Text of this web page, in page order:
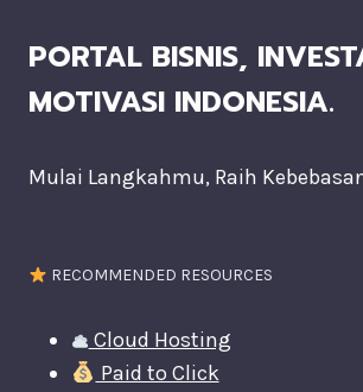
PORTAL BISNIS,
MOTIVASI INDONESIA.
Mulai Langkahmu, Raih
RECOMMENDED RESOURCES
Cloud Hosting
Paid to Click